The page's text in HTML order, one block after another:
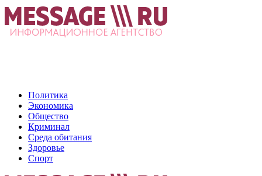
Политика
Экономика
Общество
Криминал
Среда обитания
Здоровье
Спорт